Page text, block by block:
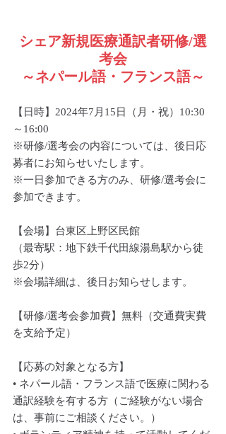
シェア新規医療通訳者研修/選
考会
～ネパール語・フランス語～
【日時】2024年7月15日（月・祝）10:30
～16:00
※研修/選考会の内容については、後日応
募者にお知らせいたします。
※一日参加できる方のみ、研修/選考会に
参加できます。
【会場】台東区上野区民館
（最寄駅：地下鉄千代田線湯島駅から徒
歩2分）
※会場詳細は、後日お知らせします。
【研修/選考会参加費】無料（交通費実費
を支給予定）
【応募の対象となる方】
• ネパール語・フランス語で医療に関わる
通訳経験を有する方（ご経験がない場合
は、事前にご相談ください。）